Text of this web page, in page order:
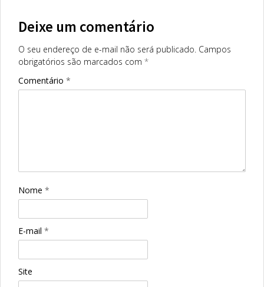
Deixe um comentário
O seu endereço de e-mail não será publicado. Campos
obrigatórios são marcados com *
Comentário *
Nome *
E-mail *
Site